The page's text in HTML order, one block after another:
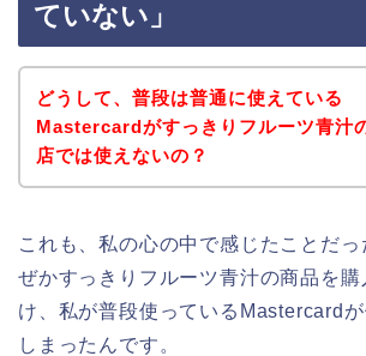
ていない」
どうして、普段は普通に使えている
Mastercardがすっきりフルーツ青汁
店では使えないの？
これも、私の心の中で感じたことだっ
ぜかすっきりフルーツ青汁の商品を
け、私が普段使っているMastercard
しまったんです。